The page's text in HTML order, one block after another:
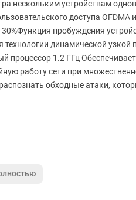
нескольким устройствам
доступа OFDMA
пробуждения
динамической
процессор 1.2 ГГц
работу сети при
обходные атаки,